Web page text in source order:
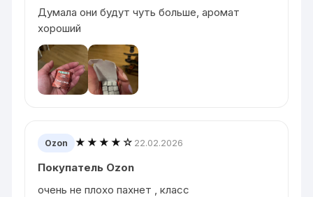
Думала они будут чуть больше, аромат
хороший
Ozon ★★★★☆ 22.02.2026
Покупатель Ozon
очень не плохо пахнет , класс